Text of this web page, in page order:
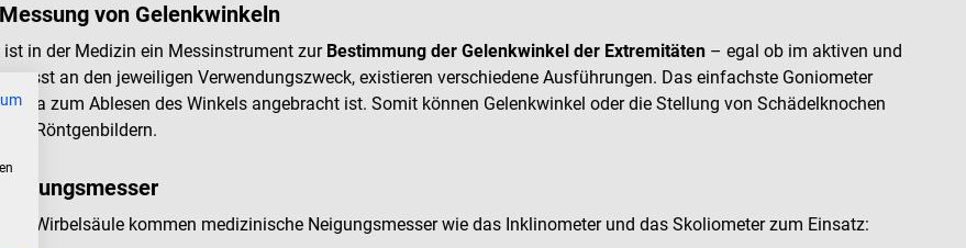
von Gelenkwinkeln
in der Medizin ein Messinstrument zur Bestimmung der Gelenkwinkel der Extremitäten – egal ob im aktiven und
an den jeweiligen Verwendungszweck, existieren verschiedene Ausführungen. Das einfachste Goniometer
zum Ablesen des Winkels angebracht ist. Somit können Gelenkwinkel oder die Stellung von Schädelknochen
Röntgenbildern.
Wirbelsäule kommen medizinische Neigungsmesser wie das Inklinometer und das Skoliometer zum Einsatz: